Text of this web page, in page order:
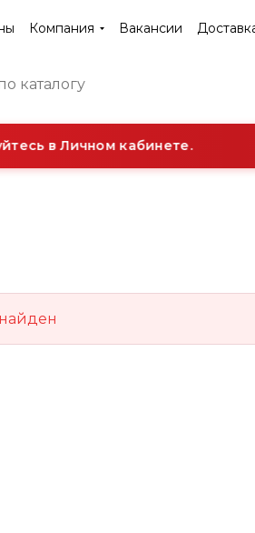
Компания Вакансии
в Личном кабинете.